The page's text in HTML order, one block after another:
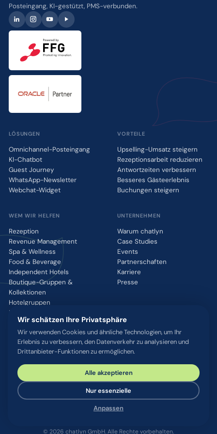
Posteingang, KI-gestützt, PMS-verbunden.
LÖSUNGEN
Omnichannel-Posteingang
KI-Chatbot
Guest Journey
WhatsApp-Newsletter
Webchat-Widget
VORTEILE
Upselling-Umsatz steigern
Rezeptionsarbeit reduzieren
Antwortzeiten verbessern
Besseres Gästeerlebnis
Buchungen steigern
WEM WIR HELFEN
Rezeption
Revenue Management
Spa & Wellness
Food & Beverage
Independent Hotels
Boutique-Gruppen &
Kollektionen
Hotelgruppen
Luxusmarken
UNTERNEHMEN
Warum chatlyn
Case Studies
Events
Partnerschaften
Karriere
Presse
RESSOURCEN
Integrationen
Blog
Glossar
WhatsApp QR-Tool
Kontakt
© 2026 chatlyn GmbH. Alle Rechte vorbehalten.
Wir schätzen Ihre Privatsphäre
Wir verwenden Cookies und ähnliche Technologien, um Ihr
Erlebnis zu verbessern, den Datenverkehr zu analysieren und
Drittanbieter-Funktionen zu ermöglichen.
Alle akzeptieren
Nur essenzielle
Anpassen